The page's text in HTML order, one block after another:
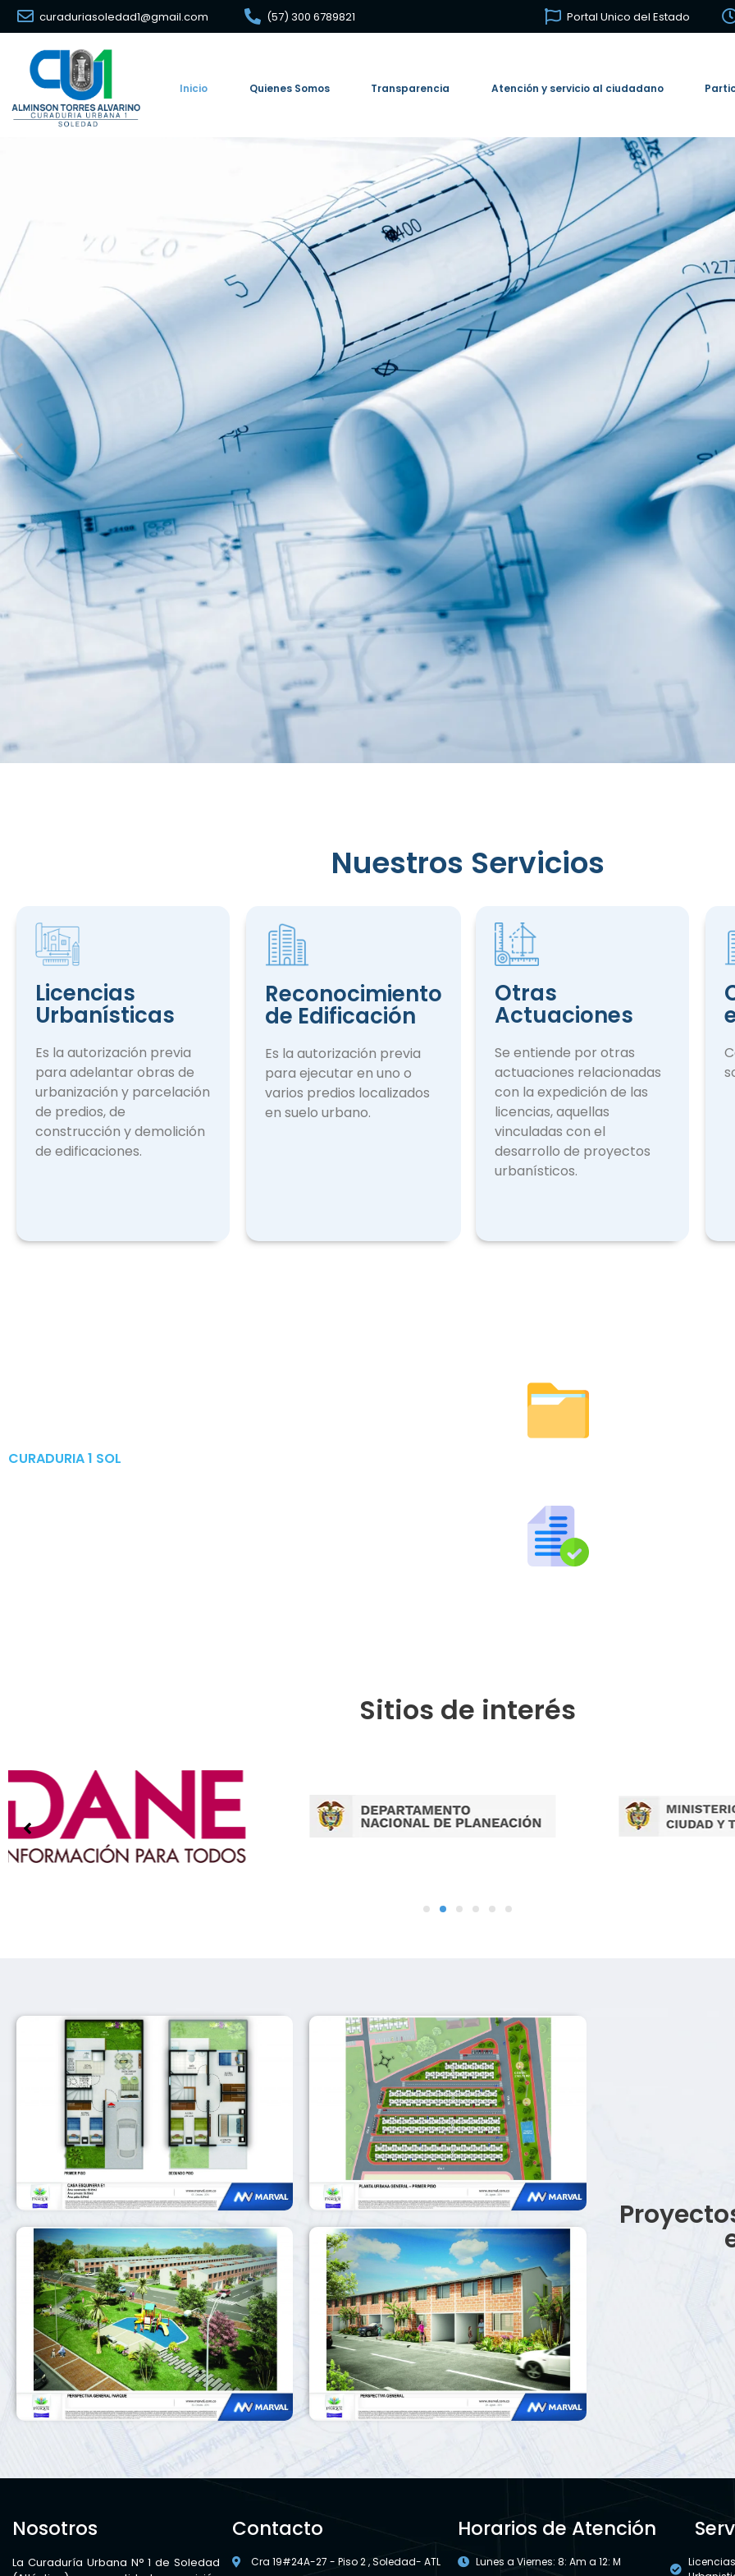
curaduriasoledad1@gmail.com (57) 300 6789821 Portal Unico del Estado
Inicio Quienes Somos Transparencia Atención y servicio al ciudadano
Reconocimiento
de Edificación
Nuestros Servicios
Licencias
Urbanísticas
Es la autorización previa
para adelantar obras de
urbanización y parcelación
de predios, de
construcción y demolición
de edificaciones.
Reconocimiento
de Edificación
Es la autorización previa
para ejecutar en uno o
varios predios localizados
en suelo urbano.
Otras
Actuaciones
Se entiende por otras
actuaciones rela­cionadas
con la expedición de las
licencias, aquellas
vinculadas con el
desarrollo de proyectos
urbanísticos.
CURADURIA 1 SOL
Sitios de interés
Nosotros
La Curaduría Urbana N° 1 de Soledad
Contacto
Cra 19#24A-27 - Piso 2 , Soledad- ATL
Horarios de Atención
Lunes a Viernes: 8: Am a 12: M
Licencias